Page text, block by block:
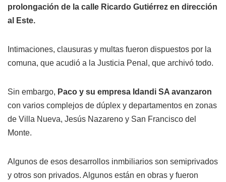
prolongación de la calle Ricardo Gutiérrez en dirección
al Este.
Intimaciones, clausuras y multas fueron dispuestos por la
comuna, que acudió a la Justicia Penal, que archivó todo.
Sin embargo, Paco y su empresa Idandi SA avanzaron
con varios complejos de dúplex y departamentos en zonas
de Villa Nueva, Jesús Nazareno y San Francisco del
Monte.
Algunos de esos desarrollos inmbiliarios son semiprivados
y otros son privados. Algunos están en obras y fueron